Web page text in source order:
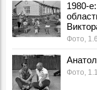
Добрым словом
События, 7 Августа
Пленум
События, 7 Августа
Из репортажа Г.А.
События, 7 Августа 1992
1980-
Фото,
Фото,